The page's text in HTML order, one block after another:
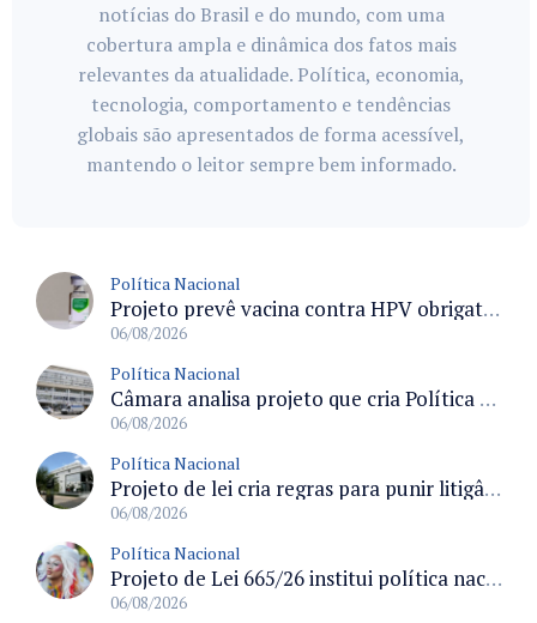
notícias do Brasil e do mundo, com uma
cobertura ampla e dinâmica dos fatos mais
relevantes da atualidade. Política, economia,
tecnologia, comportamento e tendências
globais são apresentados de forma acessível,
mantendo o leitor sempre bem informado.
Política Nacional
Projeto prevê vacina contra HPV obrigatória e testes moleculares para rastreamento do câncer do colo do útero
06/08/2026
Política Nacional
Câmara analisa projeto que cria Política Nacional de Qualificação e Valorização da Preceptoria na Residência Médica
06/08/2026
Política Nacional
Projeto de lei cria regras para punir litigância abusiva reversa e integrar sistemas do Judiciário
06/08/2026
Política Nacional
Projeto de Lei 665/26 institui política nacional para prevenção ao transfeminicídio e prevê medidas de proteção e reparação
06/08/2026